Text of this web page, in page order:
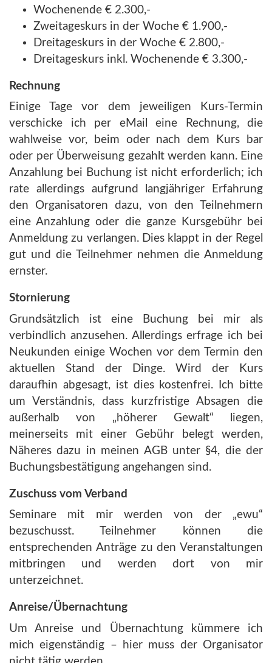
Wochenende € 2.300,-
Zweitageskurs in der Woche € 1.900,-
Dreitageskurs in der Woche € 2.800,-
Dreitageskurs inkl. Wochenende € 3.300,-
Rechnung
Einige Tage vor dem jeweiligen Kurs-Termin
verschicke ich per eMail eine Rechnung, die
wahlweise vor, beim oder nach dem Kurs bar
oder per Überweisung gezahlt werden kann. Eine
Anzahlung bei Buchung ist nicht erforderlich; ich
rate allerdings aufgrund langjähriger Erfahrung
den Organisatoren dazu, von den Teilnehmern
eine Anzahlung oder die ganze Kursgebühr bei
Anmeldung zu verlangen. Dies klappt in der Regel
gut und die Teilnehmer nehmen die Anmeldung
ernster.
Stornierung
Grundsätzlich ist eine Buchung bei mir als
verbindlich anzusehen. Allerdings erfrage ich bei
Neukunden einige Wochen vor dem Termin den
aktuellen Stand der Dinge. Wird der Kurs
daraufhin abgesagt, ist dies kostenfrei. Ich bitte
um Verständnis, dass kurzfristige Absagen die
außerhalb von „höherer Gewalt“ liegen,
meinerseits mit einer Gebühr belegt werden,
Näheres dazu in meinen AGB unter §4, die der
Buchungsbestätigung angehangen sind.
Zuschuss vom Verband
Seminare mit mir werden von der „ewu“
bezuschusst. Teilnehmer können die
entsprechenden Anträge zu den Veranstaltungen
mitbringen und werden dort von mir
unterzeichnet.
Anreise/Übernachtung
Um Anreise und Übernachtung kümmere ich
mich eigenständig – hier muss der Organisator